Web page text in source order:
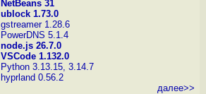
NetBeans 31
ublock 1.73.0
gstreamer 1.28.6
PowerDNS 5.1.4
node.js 26.7.0
VSCode 1.132.0
Python 3.13.15, 3.14.7
hyprland 0.56.2
далее>>